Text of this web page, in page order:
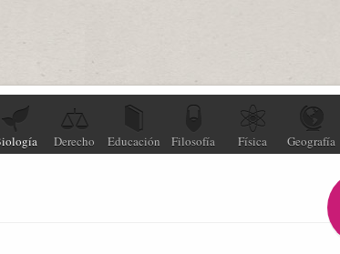
Derecho Educación Filosofía Física Geografía